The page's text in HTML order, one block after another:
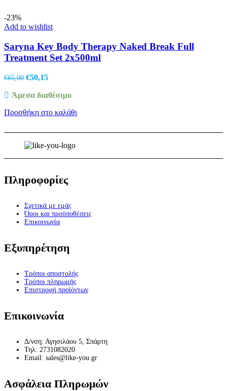
-23%
Add to wishlist
Saryna Key Body Therapy Naked Break Full
Treatment Set 2x500ml
€65,00 Original
was:
€50,15Η
τιμή
€50,15.
Άμεσα διαθέσιμο
Προσθήκη στο καλάθι
Πληροφορίες
Σχετικά με εμάς
Όροι και προϋποθέσεις
Επικοινωνία
Εξυπηρέτηση
Τρόποι αποστολής
Τρόποι πληρωμής
Επιστροφή προϊόντων
Επικοινωνία
Δ/νση: Αγησιλάου 5, Σπάρτη
Τηλ: 2731082020
Email: sales@like-you.gr
Ασφάλεια Πληρωμών